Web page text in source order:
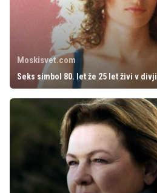
Moskisvet.com
Seks simbol 80. let že 25 let živi v